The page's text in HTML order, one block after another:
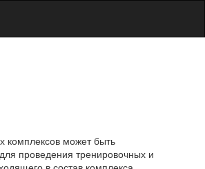
комплексов может быть
проведения тренировочных и